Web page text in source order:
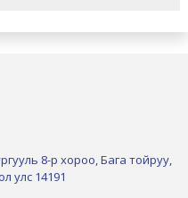
8-р хороо, Бага тойруу,
улс 14191